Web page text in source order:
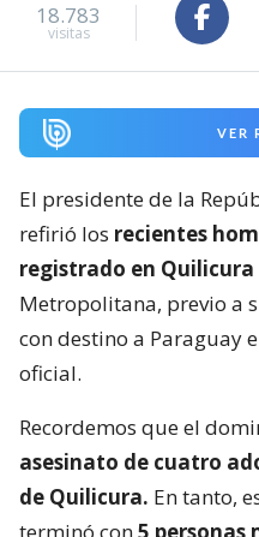
18.783
visitas
VER
El presidente de la
refirió los recientes
registrado en Quilicura
Metropolitana, previo a
con destino a Paraguay
oficial.
Recordemos que el
asesinato de cuatro
de Quilicura. En tanto,
terminó con5 personas